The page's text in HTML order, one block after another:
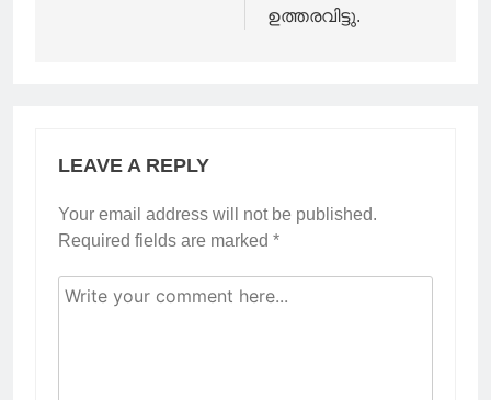
ഉത്തരവിട്ടു.
LEAVE A REPLY
Your email address will not be published.
Required fields are marked *